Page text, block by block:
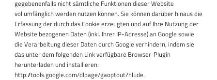
gegebenenfalls nicht sämtliche Funktionen dieser Website
vollumfänglich werden nutzen können. Sie können darüber hinaus die
Erfassung der durch das Cookie erzeugten und auf Ihre Nutzung der
Website bezogenen Daten (inkl. Ihrer IP-Adresse) an Google sowie
die Verarbeitung dieser Daten durch Google verhindern, indem sie
das unter dem folgenden Link verfügbare Browser-Plugin
herunterladen und installieren:
http://tools.google.com/dlpage/gaoptout?hl=de.